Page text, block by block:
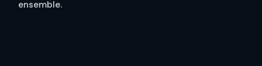
ensemble.